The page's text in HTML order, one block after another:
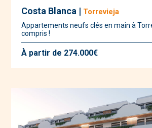
Costa Blanca | Torrevieja
Appartements neufs clés en main à
compris !
À partir de 274.000€